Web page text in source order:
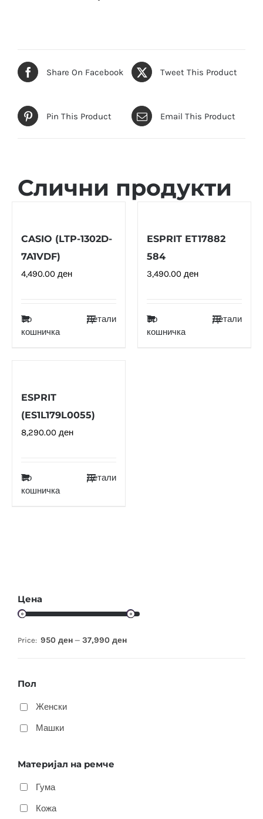
Share On Facebook Tweet This Product
Pin This Product Email This Product
Слични продукти
CASIO (LTP-1302D-
7A1VDF)
4,490.00 ден
Во
кошничка
Детали
ESPRIT ET17882
584
3,490.00 ден
Во
кошничка
Детали
ESPRIT
(ES1L179L0055)
8,290.00 ден
Во
кошничка
Детали
Цена
Price: 950 ден — 37,990 ден
Пол
Женски
Машки
Материјал на ремче
Гума
Кожа